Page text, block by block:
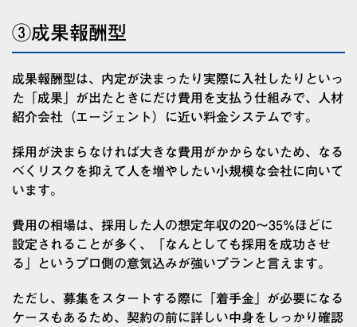
③成果報酬型
成果報酬型は、内定が決まったり実際に入社したりといっ
た「成果」が出たときにだけ費用を支払う仕組みで、人材
紹介会社（エージェント）に近い料金システムです。
採用が決まらなければ大きな費用がかからないため、なる
べくリスクを抑えて人を増やしたい小規模な会社に向いて
います。
費用の相場は、採用した人の想定年収の20〜35%ほどに
設定されることが多く、「なんとしても採用を成功させ
る」というプロ側の意気込みが強いプランと言えます。
ただし、募集をスタートする際に「着手金」が必要になる
ケースもあるため、契約の前に詳しい中身をしっかり確認